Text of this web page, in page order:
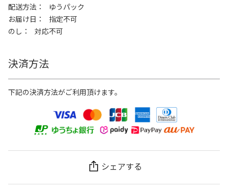
配送方法
ゆうパック
お届け日
指定不可
のし
対応不可
決済方法
下記の決済方法がご利用頂けます。
シェアする